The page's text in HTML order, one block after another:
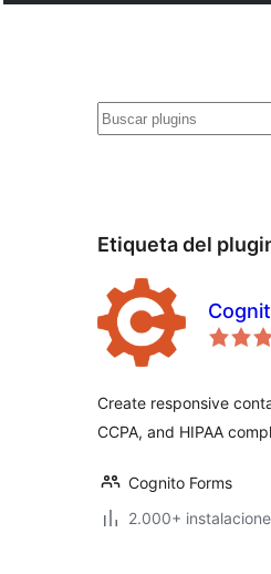
Buscar
Etiqueta del
Create responsive
CCPA, and HIPAA
Cognito Forms
2.000+